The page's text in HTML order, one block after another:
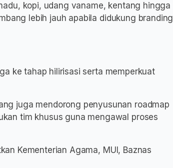
kopi, udang vaname, kentang hingga
lebih jauh apabila didukung branding
ke tahap hilirisasi serta memperkuat
juga mendorong penyusunan roadmap
tim khusus guna mengawal proses
Kementerian Agama, MUI, Baznas